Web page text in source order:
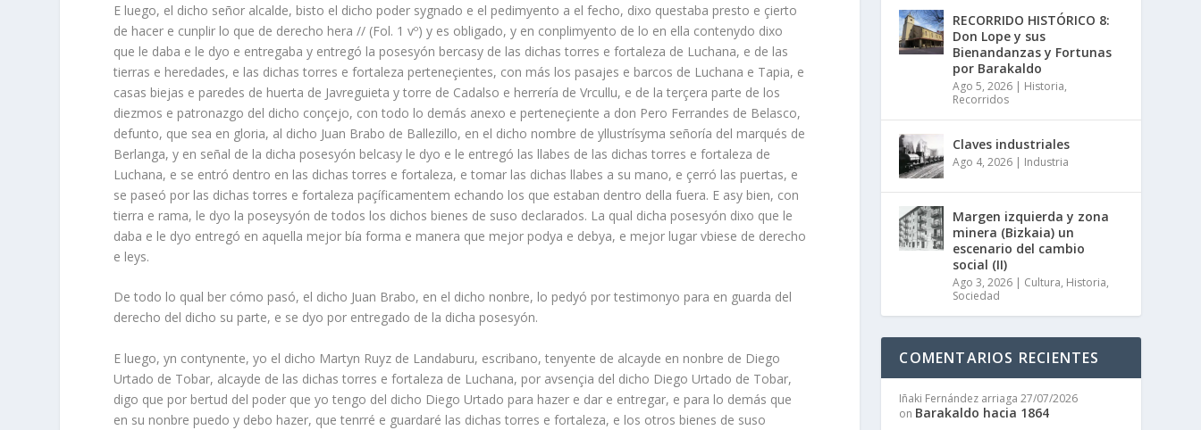
E luego, el dicho señor alcalde, bisto el dicho poder sygnado e el pedimyento a el fecho, dixo questaba presto e çierto
de hacer e cunplir lo que de derecho hera // (Fol. 1 vº) y es obligado, y en conplimyento de lo en ella contenydo dixo
que le daba e le dyo e entregaba y entregó la posesyón bercasy de las dichas torres e fortaleza de Luchana, e de las
tierras e heredades, e las dichas torres e fortaleza perteneçientes, con más los pasajes e barcos de Luchana e Tapia, e
casas biejas e paredes de huerta de Javreguieta y torre de Cadalso e herrería de Vrcullu, e de la terçera parte de los
diezmos e patronazgo del dicho conçejo, con todo lo demás anexo e perteneçiente a don Pero Ferrandes de Belasco,
defunto, que sea en gloria, al dicho Juan Brabo de Ballezillo, en el dicho nombre de yllustrísyma señoría del marqués de
Berlanga, y en señal de la dicha posesyón belcasy le dyo e le entregó las llabes de las dichas torres e fortaleza de
Luchana, e se entró dentro en las dichas torres e fortaleza, e tomar las dichas llabes a su mano, e çerró las puertas, e
se paseó por las dichas torres e fortaleza paçíficamentem echando los que estaban dentro della fuera. E asy bien, con
tierra e rama, le dyo la poseysyón de todos los dichos bienes de suso declarados. La qual dicha posesyón dixo que le
daba e le dyo entregó en aquella mejor bía forma e manera que mejor podya e debya, e mejor lugar vbiese de derecho
e leys.
De todo lo qual ber cómo pasó, el dicho Juan Brabo, en el dicho nonbre, lo pedyó por testimonyo para en guarda del
derecho del dicho su parte, e se dyo por entregado de la dicha posesyón.
E luego, yn contynente, yo el dicho Martyn Ruyz de Landaburu, escribano, tenyente de alcayde en nonbre de Diego
Urtado de Tobar, alcayde de las dichas torres e fortaleza de Luchana, por avsençia del dicho Diego Urtado de Tobar,
digo que por bertud del poder que yo tengo del dicho Diego Urtado para hazer e dar e entregar, e para lo demás que
en su nonbre puedo y debo hazer, que tenrré e guardaré las dichas torres e fortaleza, e los otros bienes de suso
RECORRIDO HISTÓRICO 8:
Don Lope y sus
Bienandanzas y Fortunas
por Barakaldo
Ago 5, 2026 | Historia,
Recorridos
Claves industriales
Ago 4, 2026 | Industria
Margen izquierda y zona
minera (Bizkaia) un
escenario del cambio
social (II)
Ago 3, 2026 | Cultura, Historia,
Sociedad
COMENTARIOS RECIENTES
Iñaki Fernández arriaga 27/07/2026
on Barakaldo hacia 1864